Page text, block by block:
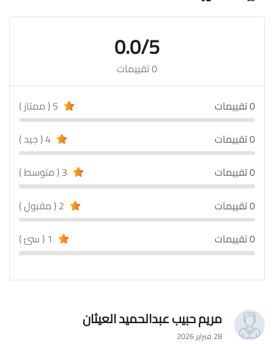
0.0/5
0 تقييمات
0 تقييمات
0 تقييمات
0 تقييمات
0 تقييمات
0 تقييمات
مريم حبيب عبدالحميد العيثان
28 فبراير 2026